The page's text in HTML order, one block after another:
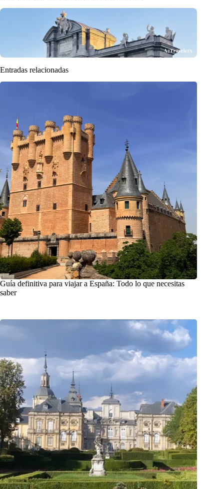
Entradas relacionadas
Guía definitiva para viajar a España: Todo lo que necesitas
saber